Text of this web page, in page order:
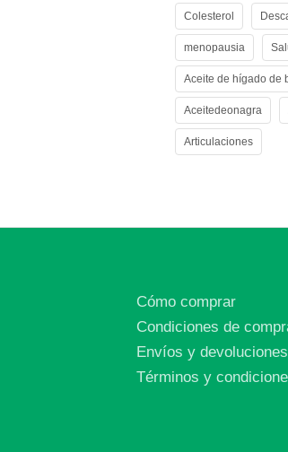
Colesterol
menopausia
Aceite de hígado de
Aceitedeonagra
Articulaciones
Cómo comprar
Condiciones de
Envíos y devoluciones
Términos y